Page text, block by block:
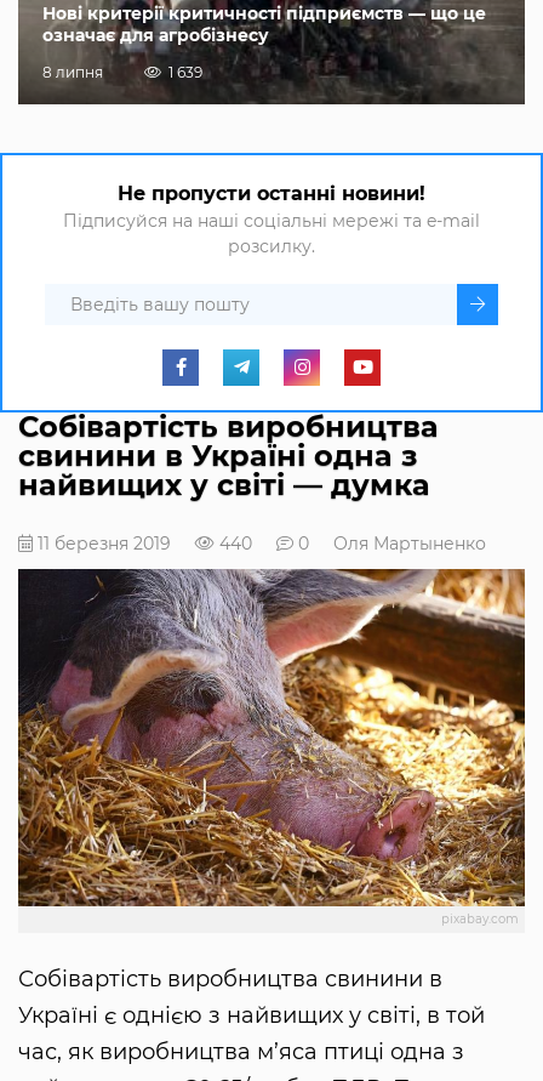
Нові критерії критичності підприємств — що це
означає для агробізнесу
8 липня 1 639
Не пропусти останні новини!
Підписуйся на наші соціальні мережі та e-mail
розсилку.
Собівартість виробництва
свинини в Україні одна з
найвищих у світі — думка
11 березня 2019 440 0 Оля Мартыненко
pixabay.com
Собівартість виробництва свинини в
Україні є однією з найвищих у світі, в той
час, як виробництва м’яса птиці одна з